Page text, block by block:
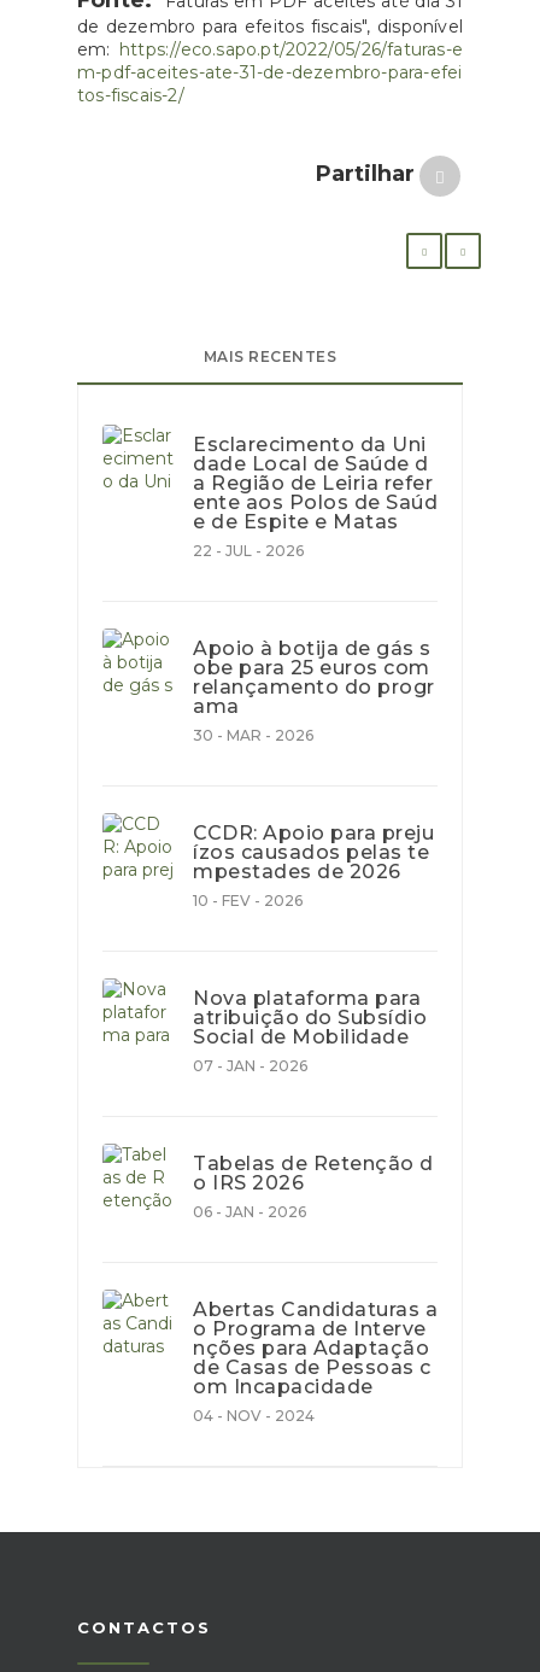
de dezembro para efeitos fiscais", disponível
em: https://eco.sapo.pt/2022/05/26/faturas-e
m-pdf-aceites-ate-31-de-dezembro-para-efei
tos-fiscais-2/
Partilhar
MAIS RECENTES
Esclarecimento da Uni
dade Local de Saúde d
a Região de Leiria refer
ente aos Polos de Saúd
e de Espite e Matas
22 - JUL - 2026
Apoio à botija de gás s
obe para 25 euros com
relançamento do progr
ama
30 - MAR - 2026
CCDR: Apoio para preju
ízos causados pelas te
mpestades de 2026
10 - FEV - 2026
Nova plataforma para
atribuição do Subsídio
Social de Mobilidade
07 - JAN - 2026
Tabelas de Retenção d
o IRS 2026
06 - JAN - 2026
Abertas Candidaturas a
o Programa de Interve
nções para Adaptação
de Casas de Pessoas c
om Incapacidade
04 - NOV - 2024
CONTACTOS